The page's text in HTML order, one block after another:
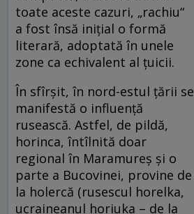
toate aceste cazuri, „rachiu“
a fost însă inițial o formă
literară, adoptată în unele
zone ca echivalent al țuicii.
În sfîrșit, în nord-estul țării se
manifestă o influență
rusească. Astfel, de pildă,
horinca, întîlnită doar
regional în Maramureș și o
parte a Bucovinei, provine de
la holercă (rusescul horelka,
ucraineanul horiuka – de la